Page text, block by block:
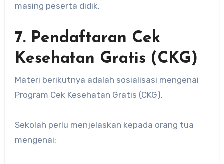
masing peserta didik.
7. Pendaftaran Cek
Kesehatan Gratis (CKG)
Materi berikutnya adalah sosialisasi mengenai
Program Cek Kesehatan Gratis (CKG).
Sekolah perlu menjelaskan kepada orang tua
mengenai: